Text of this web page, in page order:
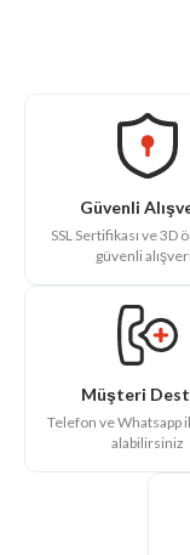
Güvenli
SSL Sertifikası ve 3D
güvenli
Müşteri
Telefon ve Whatsapp
alabilirsiniz